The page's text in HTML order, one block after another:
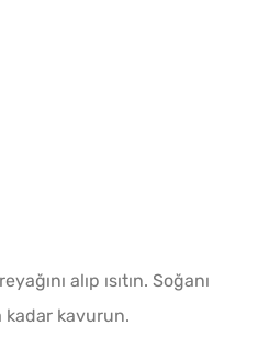
alıp ısıtın. Soğanı
kadar kavurun.